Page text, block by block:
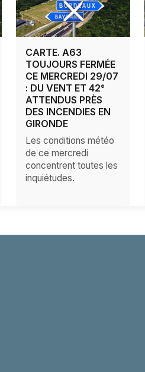
CARTE. A63
TOUJOURS FERMÉE
CE MERCREDI 29/07
: DU VENT ET 42°
ATTENDUS PRÈS
DES INCENDIES EN
GIRONDE
Les conditions météo
de ce mercredi
concentrent toutes les
inquiétudes.